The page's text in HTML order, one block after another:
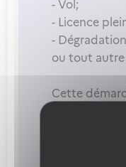
- Vol;
- Licence
-
ou tout autre
Cette
demander